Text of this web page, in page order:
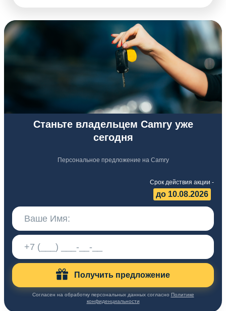
Станьте владельцем Camry уже
сегодня
Персональное предложение на Camry
Срок действия акции -
до 10.08.2026
Получить предложение
Согласен на обработку персональных данных согласно Политике
конфиденциальности